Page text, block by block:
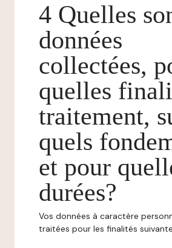
4 Quelles
données
collectées,
quelles
traitement,
quels
et pour
durées?
Vos données à caractère
traitées pour les finalités